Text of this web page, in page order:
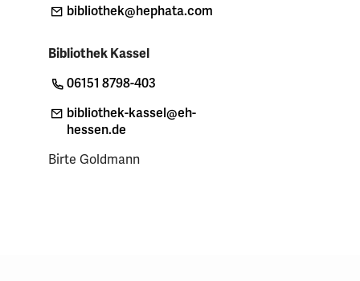
bibliothek@hephata.com
Bibliothek Kassel
06151 8798-403
bibliothek-kassel@eh-
hessen.de
Birte Goldmann